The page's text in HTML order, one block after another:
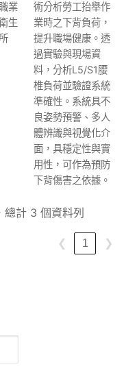
業
生
術分析勞工抬舉作
業時之下背負荷，
提升職場健康。透
過實驗與現場資
料，分析L5/S1腰
椎負荷並驗證系統
準確性。系統具不
良姿勢預警、多人
體辨識與視覺化介
面，具穩定性與實
用性，可作為預防
下背傷害之依據。
計 3 個資料列
❮ 1 ❯